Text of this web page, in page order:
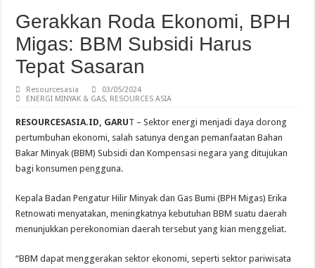
Gerakkan Roda Ekonomi, BPH
Migas: BBM Subsidi Harus
Tepat Sasaran
Resourcesasia
03/05/2024
ENERGI MINYAK & GAS, RESOURCES ASIA
RESOURCESASIA.ID, GARUT – Sektor energi menjadi daya dorong
pertumbuhan ekonomi, salah satunya dengan pemanfaatan Bahan
Bakar Minyak (BBM) Subsidi dan Kompensasi negara yang ditujukan
bagi konsumen pengguna.
Kepala Badan Pengatur Hilir Minyak dan Gas Bumi (BPH Migas) Erika
Retnowati menyatakan, meningkatnya kebutuhan BBM suatu daerah
menunjukkan perekonomian daerah tersebut yang kian menggeliat.
“BBM dapat menggerakan sektor ekonomi, seperti sektor pariwisata